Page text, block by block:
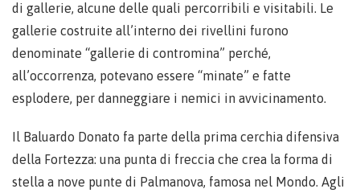
di gallerie, alcune delle quali percorribili e visitabili. Le
gallerie costruite all’interno dei rivellini furono
denominate “gallerie di contromina” perché,
all’occorrenza, potevano essere “minate” e fatte
esplodere, per danneggiare i nemici in avvicinamento.
Il Baluardo Donato fa parte della prima cerchia difensiva
della Fortezza: una punta di freccia che crea la forma di
stella a nove punte di Palmanova, famosa nel Mondo. Agli